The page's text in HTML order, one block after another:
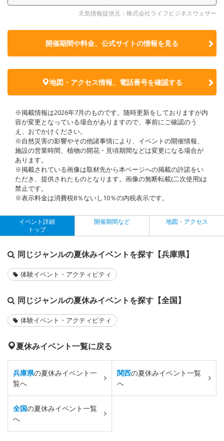
天気情報提供元：株式会社ライフビジネスウェザー
開催期間や料金、公式サイトの情報を見る
地図・アクセス情報、電話番号を確認する
※掲載情報は2026年7月のものです。随時更新をしておりますが内
容が変更となっている場合がありますので、事前にご確認のう
え、おでかけください。
※自然災害の影響やその他諸事情により、イベントの開催情報、
施設の営業時間、植物の開花・見頃期間などは変更になる場合が
あります。
※掲載されている画像は取材先から本ページへの掲載の許諾をい
ただき、提供されたものとなります。画像の無断転載(二次使用)は
禁止です。
※表示料金は消費税8％ないし10％の内税表示です。
イベント詳細
トップ
開催期間など 地図・アクセス
同じジャンルの夏休みイベントを探す【兵庫県】
体験イベント・アクティビティ
同じジャンルの夏休みイベントを探す【全国】
体験イベント・アクティビティ
夏休みイベント一覧に戻る
兵庫県の夏休みイベント一
覧へ
関西の夏休みイベント一覧
へ
全国の夏休みイベント一覧
へ